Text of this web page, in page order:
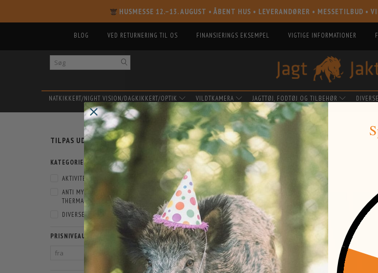
HUSMESSE 12.–13. AUGUST • ÅBENT HUS • LEVERANDØRER • MESSETILBUD •
BLOG VED RETURNERING TIL OS FINANSIERINGS EKSEMPEL VIGTIGE INFORMATIONER
NATKIKKERT/NIGHT VISION/DAGKIKKERT/OPTIK VILDTKAMERA JAGTTØJ, FODTØJ OG TILBEHØR
TILPAS UDVALG
SKIFTE
FILTER
KATEGORIER
AKTIVITETSPLADS
ANTI MYGGE PRODUKTER -
THERMACELL
DIVERSE JAGTUDSTYR (3)
PRISNIVEAU
THERMACELL